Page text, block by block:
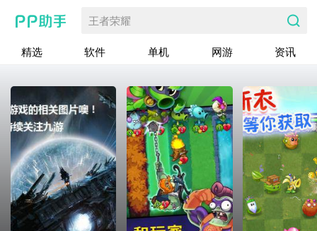
王者荣耀
精选 软件 单机 网游 资讯